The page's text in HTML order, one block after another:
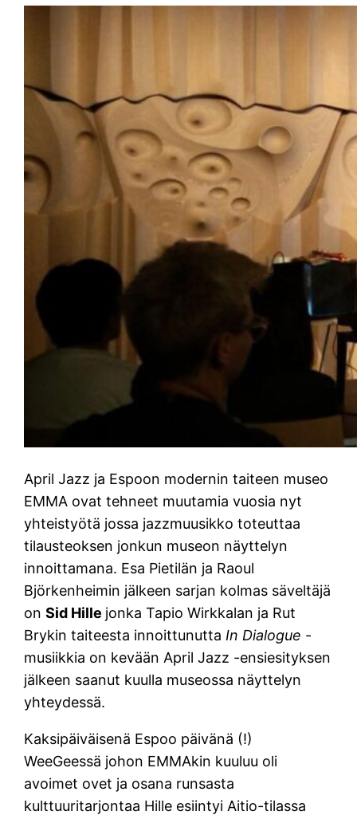
April Jazz ja Espoon modernin taiteen museo
EMMA ovat tehneet muutamia vuosia nyt
yhteistyötä jossa jazzmuusikko toteuttaa
tilausteoksen jonkun museon näyttelyn
innoittamana. Esa Pietilän ja Raoul
Björkenheimin jälkeen sarjan kolmas säveltäjä
onSid Hille jonka Tapio Wirkkalan ja Rut
Brykin taiteesta innoittunutta In Dialogue -
musiikkia on kevään April Jazz -ensiesityksen
jälkeen saanut kuulla museossa näyttelyn
yhteydessä.
Kaksipäiväisenä Espoo päivänä (!)
WeeGeessä johon EMMAkin kuuluu oli
avoimet ovet ja osana runsasta
kulttuuritarjontaa Hille esiintyi Aitio-tilassa